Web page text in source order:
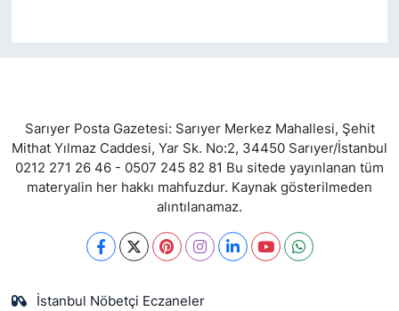
Sarıyer Posta Gazetesi: Sarıyer Merkez Mahallesi, Şehit
Mithat Yılmaz Caddesi, Yar Sk. No:2, 34450 Sarıyer/İstanbul
0212 271 26 46 - 0507 245 82 81 Bu sitede yayınlanan tüm
materyalin her hakkı mahfuzdur. Kaynak gösterilmeden
alıntılanamaz.
İstanbul Nöbetçi Eczaneler